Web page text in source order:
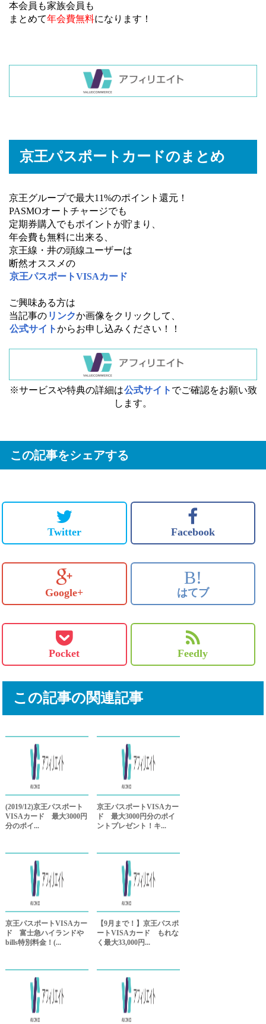
本会員も家族会員も
まとめて年会費無料になります！
京王パスポートカードのまとめ
京王グループで最大11%のポイント還元！
PASMOオートチャージでも
定期券購入でもポイントが貯まり、
年会費も無料に出来る、
京王線・井の頭線ユーザーは
断然オススメの
京王パスポートVISAカード
ご興味ある方は
当記事の リンクか画像をクリックして、
公式サイトからお申し込みください！！
※サービスや特典の詳細は公式サイト でご確認をお願い致
します。
この記事をシェアする
Twitter Facebook
Google+
B!
はてブ
Pocket Feedly
この記事の関連記事
(2019/12)京王パスポート
VISAカード 最大3000円
分のポイ...
京王パスポートVISAカー
ド 最大3000円分のポイ
ントプレゼント！キ...
京王パスポートVISAカー
ド 富士急ハイランドや
bills特別料金！(...
【9月まで！】京王パスポ
ートVISAカード もれな
く最大33,000円...